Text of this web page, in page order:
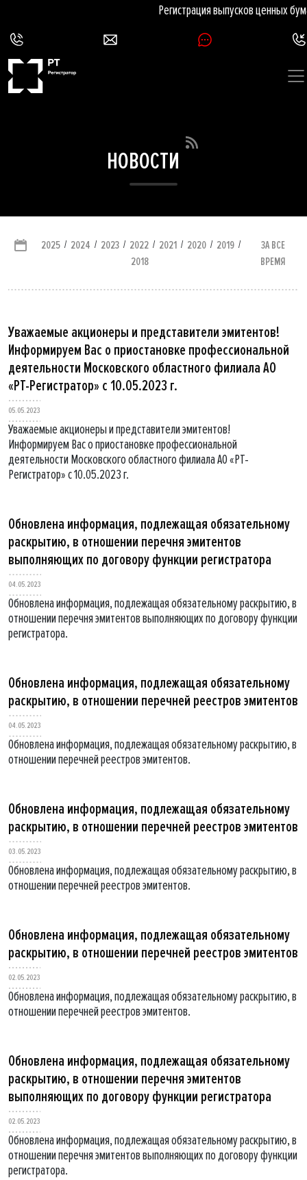
Регистрация выпусков ценных
НОВОСТИ
2025 / 2024 / 2023 / 2022 / 2021 / 2020 / 2019 /
2018
ЗА ВСЕ
ВРЕМЯ
Уважаемые акционеры и представители эмитентов!
Информируем Вас о приостановке профессиональной
деятельности Московского областного филиала АО
«РТ-Регистратор» с 10.05.2023 г.
05.05.2023
Уважаемые акционеры и представители эмитентов!
Информируем Вас о приостановке профессиональной
деятельности Московского областного филиала АО «РТ-
Регистратор» с 10.05.2023 г.
Обновлена информация, подлежащая обязательному
раскрытию, в отношении перечня эмитентов
выполняющих по договору функции регистратора
04.05.2023
Обновлена информация, подлежащая обязательному раскрытию, в
отношении перечня эмитентов выполняющих по договору функции
регистратора.
Обновлена информация, подлежащая обязательному
раскрытию, в отношении перечней реестров эмитентов
04.05.2023
Обновлена информация, подлежащая обязательному раскрытию, в
отношении перечней реестров эмитентов.
Обновлена информация, подлежащая обязательному
раскрытию, в отношении перечней реестров эмитентов
03.05.2023
Обновлена информация, подлежащая обязательному раскрытию, в
отношении перечней реестров эмитентов.
Обновлена информация, подлежащая обязательному
раскрытию, в отношении перечней реестров эмитентов
02.05.2023
Обновлена информация, подлежащая обязательному раскрытию, в
отношении перечней реестров эмитентов.
Обновлена информация, подлежащая обязательному
раскрытию, в отношении перечня эмитентов
выполняющих по договору функции регистратора
02.05.2023
Обновлена информация, подлежащая обязательному раскрытию, в
отношении перечня эмитентов выполняющих по договору функции
регистратора.